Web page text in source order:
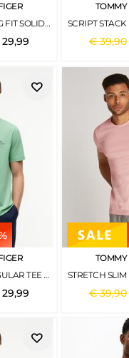
ESS SEASONAL REG FIT SOLID TEE BRILLIANT ORANGE
29,99
TOMMY
€39,90
SCRIPT STACK REGULAR TEE CUT GRASS
29,99
TOMMY
€39,90